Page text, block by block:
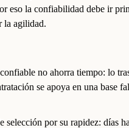
eso la confiabilidad debe ir
la agilidad.
no ahorra tiempo: lo
se apoya en una base
selección por su rapidez: días